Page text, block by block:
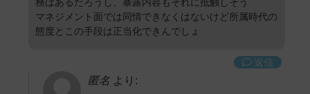
務はあるだろうし、暴露内容もそれに抵触しそう
マネジメント面では同情できなくはないけど所属時代の
態度とこの手段は正当化できんでしょ
返信
匿名 より: